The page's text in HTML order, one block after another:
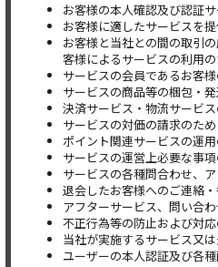
お客様の本人確認及び認証
お客様に適したサービスを
お客様と当社との間の取引
客様によるサービスの利用
サービスの会員であるお客
サービスの商品等の梱包・
決済サービス・物流サービ
サービスの対価の請求のため
ポイント関連サービスの運
サービスの運営上必要な事
サービスの各種問合わせ、
退会したお客様へのご連絡
アフターサービス、問い合
不正行為等の防止および対
当社が実施するサービス又
ユーザーの本人認証及び各